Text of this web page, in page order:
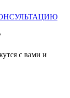
с вами и